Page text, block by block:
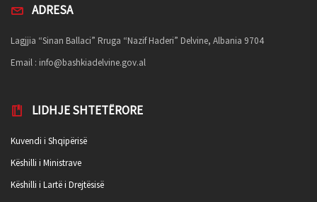
ADRESA
Lagjjia “Sinan Ballaci” Rruga “Nazif Haderi” Delvine, Albania 9704
Email : info@bashkiadelvine.gov.al
LIDHJE SHTETËRORE
Kuvendi i Shqipërisë
Këshilli i Ministrave
Këshilli i Lartë i Drejtësisë